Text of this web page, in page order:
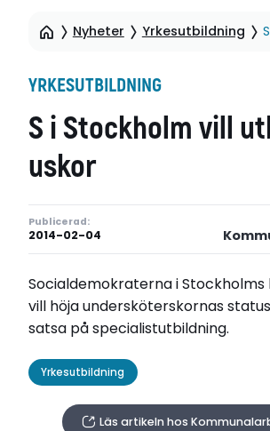
Nyheter Yrkesutbildning
YRKESUTBILDNING
S i Stockholm vill
uskor
Publicerad:
2014-02-04
Socialdemokraterna i Stockholms
vill höja undersköterskornas
satsa på specialistutbildning.
Yrkesutbildning
Läs artikeln hos